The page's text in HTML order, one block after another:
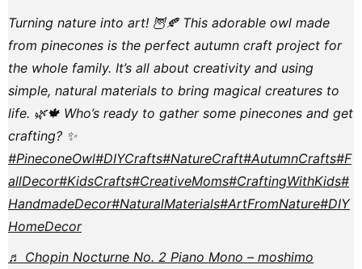
Turning nature into art! 🦉🍂 This adorable owl made
from pinecones is the perfect autumn craft project for
the whole family. It’s all about creativity and using
simple, natural materials to bring magical creatures to
life. 🌿🍁 Who’s ready to gather some pinecones and get
crafting? ✨
#PineconeOwl#DIYCrafts#NatureCraft#AutumnCrafts#F
allDecor#KidsCrafts#CreativeMoms#CraftingWithKids#
HandmadeDecor#NaturalMaterials#ArtFromNature#DIY
HomeDecor
♬ Chopin Nocturne No. 2 Piano Mono – moshimo